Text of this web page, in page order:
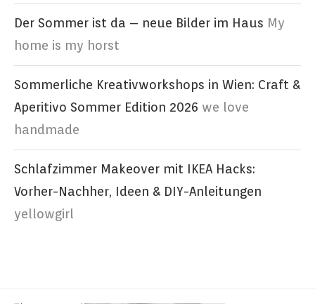
Der Sommer ist da – neue Bilder im Haus My
home is my horst
Sommerliche Kreativworkshops in Wien: Craft &
Aperitivo Sommer Edition 2026 we love
handmade
Schlafzimmer Makeover mit IKEA Hacks:
Vorher-Nachher, Ideen & DIY-Anleitungen
yellowgirl